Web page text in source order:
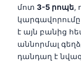
մոտ 3-5 րոպե,
է այն բանից
աննորմալ
դանդաղ է